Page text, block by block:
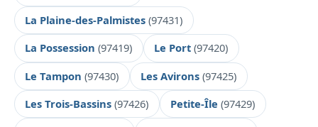
La Plaine-des-Palmistes(97431)
La Possession(97419) Le Port(97420)
Le Tampon(97430) Les Avirons(97425)
Les Trois-Bassins(97426) Petite-Île(97429)